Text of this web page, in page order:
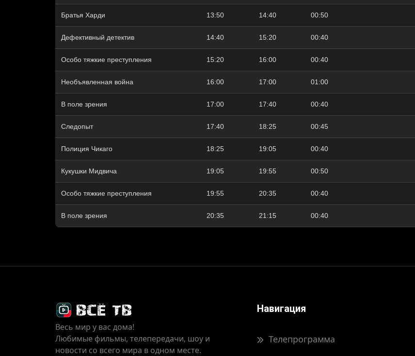
Братья Харди 13:50 14:40 00:50
Дефективный детектив 14:40 15:20 00:40
Особо тяжкие преступления 15:20 16:00 00:40
Необъявленная война 16:00 17:00 01:00
В поле зрения 17:00 17:40 00:40
Следопыт 17:40 18:25 00:45
Полиция Чикаго 18:25 19:05 00:40
Кукушки Мидвича 19:05 19:55 00:50
Особо тяжкие преступления 19:55 20:35 00:40
В поле зрения 20:35 21:15 00:40
Весь мир у вас дома!
Любимые фильмы, телепередачи, шоу и
новости со всего мира в одном месте.
Навигация
Телепрограмма